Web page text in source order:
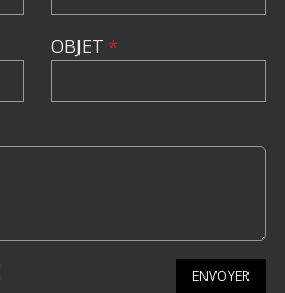
OBJET *
ENVOYER